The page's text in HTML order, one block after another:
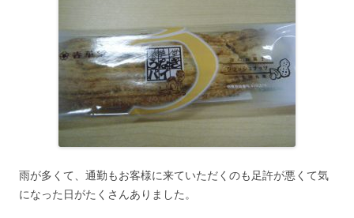
雨が多くて、通勤もお客様に来ていただくのも足許が悪くて気
になった日がたくさんありました。